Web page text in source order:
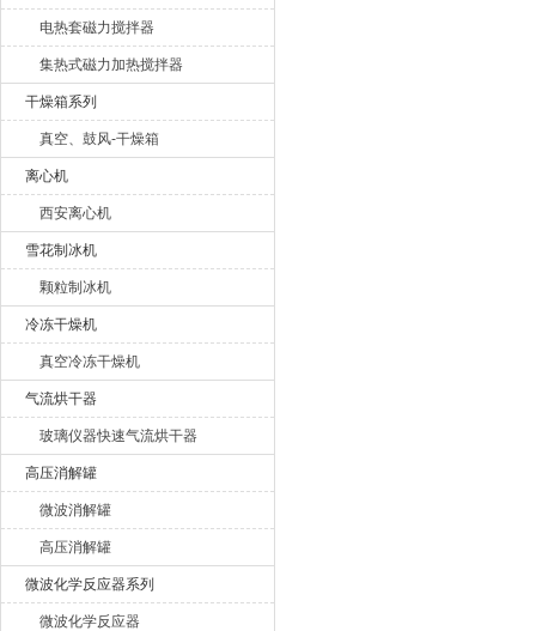
电热套磁力搅拌器
集热式磁力加热搅拌器
干燥箱系列
真空、鼓风-干燥箱
离心机
西安离心机
雪花制冰机
颗粒制冰机
冷冻干燥机
真空冷冻干燥机
气流烘干器
玻璃仪器快速气流烘干器
高压消解罐
微波消解罐
高压消解罐
微波化学反应器系列
微波化学反应器